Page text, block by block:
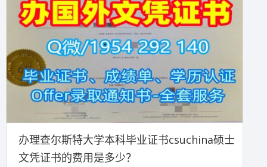
办理查尔斯特大学本科毕业证书csuchina硕士
文凭证书的费用是多少？